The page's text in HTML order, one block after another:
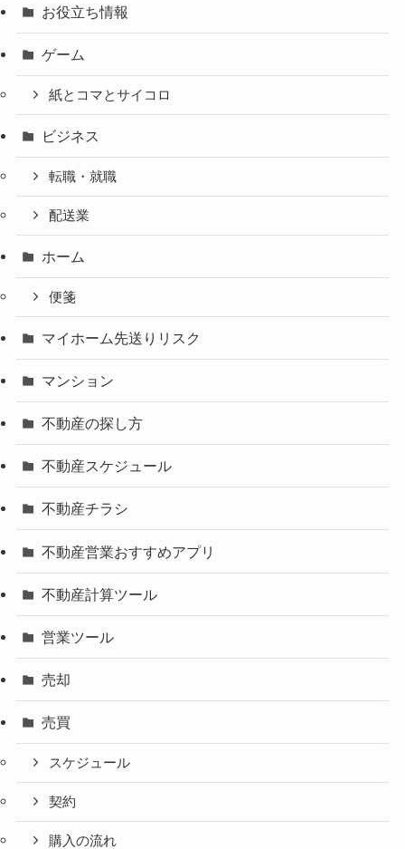
お役立ち情報
ゲーム
紙とコマとサイコロ
ビジネス
転職・就職
配送業
ホーム
便箋
マイホーム先送りリスク
マンション
不動産の探し方
不動産スケジュール
不動産チラシ
不動産営業おすすめアプリ
不動産計算ツール
営業ツール
売却
売買
スケジュール
契約
購入の流れ